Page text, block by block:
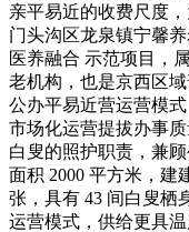
亲平易近的收费尺度
门头沟区龙泉镇宁馨
医养融合 示范项目，
老机构，也是京西区
公办平易近营运营模
市场化运营提拔办事
白叟的照护职责，兼
面积 2000 平方米，建
张，具有 43 间白叟栖
运营模式，供给更具